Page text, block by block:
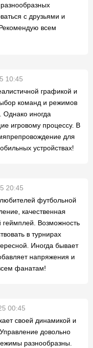
с друзьями и
всем
10:45
графикой и
команд и режимов
Однако иногда
игровому процессу. В
для
устройствах!
20:45
футбольной
качественная
геймплей. Возможность
в турнирах
Иногда бывает
напряжения и
фанатам!
00:45
своей динамикой и
довольно
разнообразны.